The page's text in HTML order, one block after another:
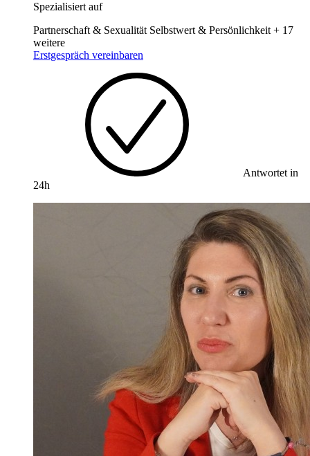
Spezialisiert auf
Partnerschaft & Sexualität Selbstwert & Persönlichkeit + 17
weitere
Erstgespräch vereinbaren
Antwortet in
24h